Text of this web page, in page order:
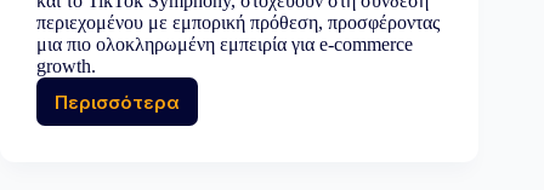
περιεχομένου με εμπορική πρόθεση, προσφέροντας
μια πιο ολοκληρωμένη εμπειρία για e-commerce
growth.
Περισσότερα
Από